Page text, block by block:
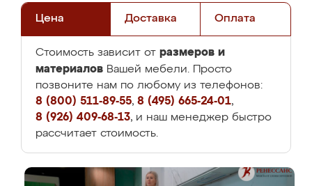
Цена Доставка Оплата
Стоимость зависит от размеров и
материалов Вашей мебели. Просто
позвоните нам по любому из телефонов:
8 (800) 511-89-55, 8 (495) 665-24-01,
8 (926) 409-68-13, и наш менеджер быстро
рассчитает стоимость.